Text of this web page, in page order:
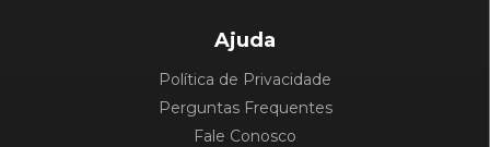
Ajuda
Política de Privacidade
Perguntas Frequentes
Fale Conosco